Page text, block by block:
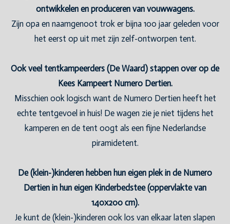
ontwikkelen en produceren van vouwwagens.
Zijn opa en naamgenoot trok er bijna 100 jaar geleden voor
het eerst op uit met zijn zelf-ontworpen tent.
Ook veel tentkampeerders (De Waard) stappen over op de
Kees Kampeert Numero Dertien.
Misschien ook logisch want de Numero Dertien heeft het
echte tentgevoel in huis! De wagen zie je niet tijdens het
kamperen en de tent oogt als een fijne Nederlandse
piramidetent.
De (klein-)kinderen hebben hun eigen plek in de Numero
Dertien in hun eigen Kinderbedstee (oppervlakte van
140x200 cm).
Je kunt de (klein-)kinderen ook los van elkaar laten slapen